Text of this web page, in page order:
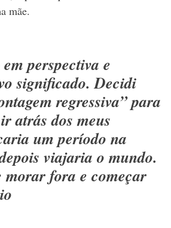
mãe.
perspectiva e
significado. Decidi
regressiva” para
atrás dos meus
um período na
viajaria o mundo.
morar fora e começar